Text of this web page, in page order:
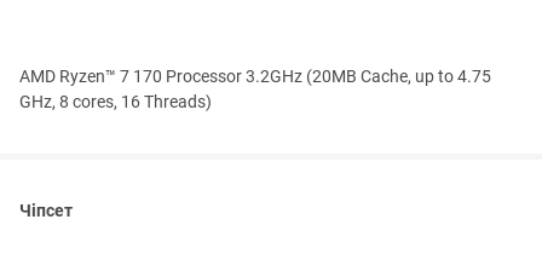
AMD Ryzen™ 7 170 Processor 3.2GHz (20MB Cache, up to 4.75
GHz, 8 cores, 16 Threads)
Чіпсет